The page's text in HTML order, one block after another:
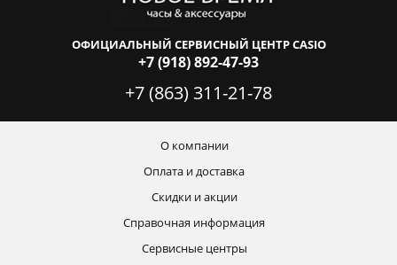
ОФИЦИАЛЬНЫЙ СЕРВИСНЫЙ ЦЕНТР CASIO
+7 (918) 892-47-93
+7 (863) 311-21-78
О компании
Оплата и доставка
Скидки и акции
Справочная информация
Сервисные центры